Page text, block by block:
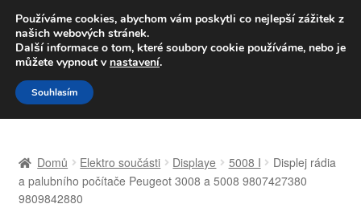
DOPRAVA od 139,-Kč
Volejte po-pá 9-16 704 494 494
Přeskočit
na
navigaci
Přejít
k
obsahu
Celosvětová doprava
Domů Elektro součásti Displaye 5008 I
Displej rádia
a palubního počítače Peugeot 3008 a 5008 9807427380
9809842880
Používáme cookies, abychom vám poskytli co nejlepší zážitek z
našich webových stránek.
Další informace o tom, které soubory cookie používáme, nebo je
můžete vypnout v nastavení.
Souhlasím